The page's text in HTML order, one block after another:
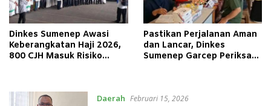
Dinkes Sumenep Awasi
Keberangkatan Haji 2026,
800 CJH Masuk Risiko
Pastikan Perjalanan Aman
dan Lancar, Dinkes
Sumenep Garcep Periksa
Daerah Februari 15, 2026